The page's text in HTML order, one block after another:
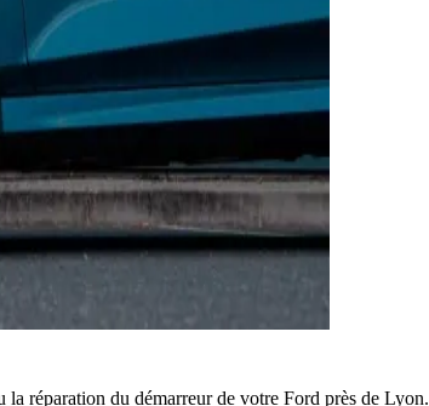
la réparation du démarreur de votre Ford près de Lyon.